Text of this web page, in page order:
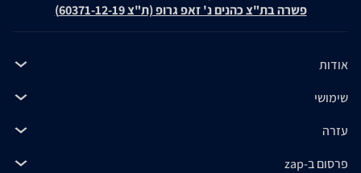
פשרה בת"צ כהנים נ' זאפ גרופ (ת"צ 60371-12-19)
אודות
שימושי
עזרה
פרסום ב-zap